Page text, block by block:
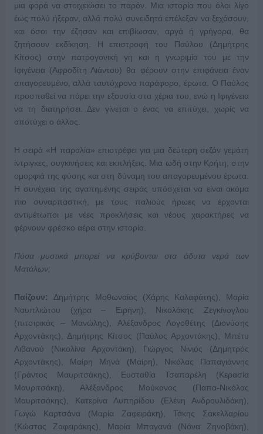
μια φορά να στοιχειώσει το παρόν. Μια ιστορία που όλοι λίγο
έως πολύ ήξεραν, αλλά πολύ συνειδητά επέλεξαν να ξεχάσουν,
και όσοι την έζησαν και επιβίωσαν, αργά ή γρήγορα, θα
ζητήσουν εκδίκηση. Η επιστροφή του Παύλου (Δημήτρης
Κίτσος) στην πατρογονική γη και η γνωριμία του με την
Ιφιγένεια (Αφροδίτη Λιάντου) θα φέρουν στην επιφάνεια έναν
απαγορευμένο, αλλά ταυτόχρονα παράφορο, έρωτα. Ο Παύλος
προσπαθεί να πάρει την εξουσία στα χέρια του, ενώ η Ιφιγένεια
να τη διατηρήσει. Δεν γίνεται ο ένας να επιτύχει, χωρίς να
αποτύχει ο άλλος.
Η σειρά «Η παραλία» επιστρέφει για μια δεύτερη σεζόν γεμάτη
ίντριγκες, συγκινήσεις και εκπλήξεις. Μια ωδή στην Κρήτη, στην
ομορφιά της φύσης και στη δύναμη του απαγορευμένου έρωτα.
Η συνέχεια της αγαπημένης σειράς υπόσχεται να είναι ακόμα
πιο συναρπαστική, με τους παλιούς ήρωες να έρχονται
αντιμέτωποι με νέες προκλήσεις και νέους χαρακτήρες να
φέρνουν φρέσκο αέρα στην ιστορία.
Πόσα μυστικά μπορεί να κρύβονται στα άδυτα νερά των
Ματάλων;
Παίζουν:
Δημήτρης Μοθωναίος (Χάρης Καλαφάτης), Μαρία
Ναυπλιώτου (χήρα – Ειρήνη), Νικολάκης Ζεγκίνογλου
(πιτσιρικάς – Μανώλης), Αλέξανδρος Λογοθέτης (Διονύσης
Αρχοντάκης), Δημήτρης Κίτσος (Παύλος Αρχοντάκης), Μπέτυ
Λιβανού (Νικολίνα Αρχοντάκη), Γιώργος Νινιός (Δημητρός
Αρχοντάκης), Μαίρη Μηνά (Μαίρη), Νικόλας Παπαγιάννης
(Γράντος Μαυριτσάκης), Ευσταθία Τσαπαρέλη (Κερασία
Μαυριτσάκη), Αλέξανδρος Μούκανος (Παπα-Νικόλας
Μαυριτσάκης), Κατερίνα Λυπηρίδου (Ελένη Ανδρουλιδάκη),
Γωγώ Καρτσάνα (Μαρία Ζαφειράκη), Τάκης Σακελλαρίου
(Κώστας Ζαφειράκης), Μαρία Μπαγανά (Νόνα Ζηνοβάκη),